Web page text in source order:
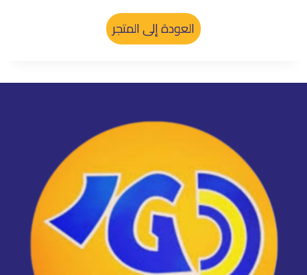
العودة إلى المتجر